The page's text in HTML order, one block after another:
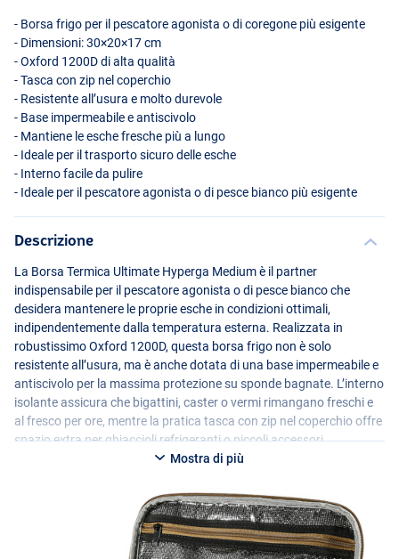
- Borsa frigo per il pescatore agonista o di coregone più esigente
- Dimensioni: 30×20×17 cm
- Oxford 1200D di alta qualità
- Tasca con zip nel coperchio
- Resistente all’usura e molto durevole
- Base impermeabile e antiscivolo
- Mantiene le esche fresche più a lungo
- Ideale per il trasporto sicuro delle esche
- Interno facile da pulire
- Ideale per il pescatore agonista o di pesce bianco più esigente
Descrizione
La Borsa Termica Ultimate Hyperga Medium è il partner
indispensabile per il pescatore agonista o di pesce bianco che
desidera mantenere le proprie esche in condizioni ottimali,
indipendentemente dalla temperatura esterna. Realizzata in
robustissimo Oxford 1200D, questa borsa frigo non è solo
resistente all’usura, ma è anche dotata di una base impermeabile e
antiscivolo per la massima protezione su sponde bagnate. L’interno
isolante assicura che bigattini, caster o vermi rimangano freschi e
al fresco per ore, mentre la pratica tasca con zip nel coperchio offre
spazio extra per ghiaccioli refrigeranti o piccoli accessori.
Mostra di più